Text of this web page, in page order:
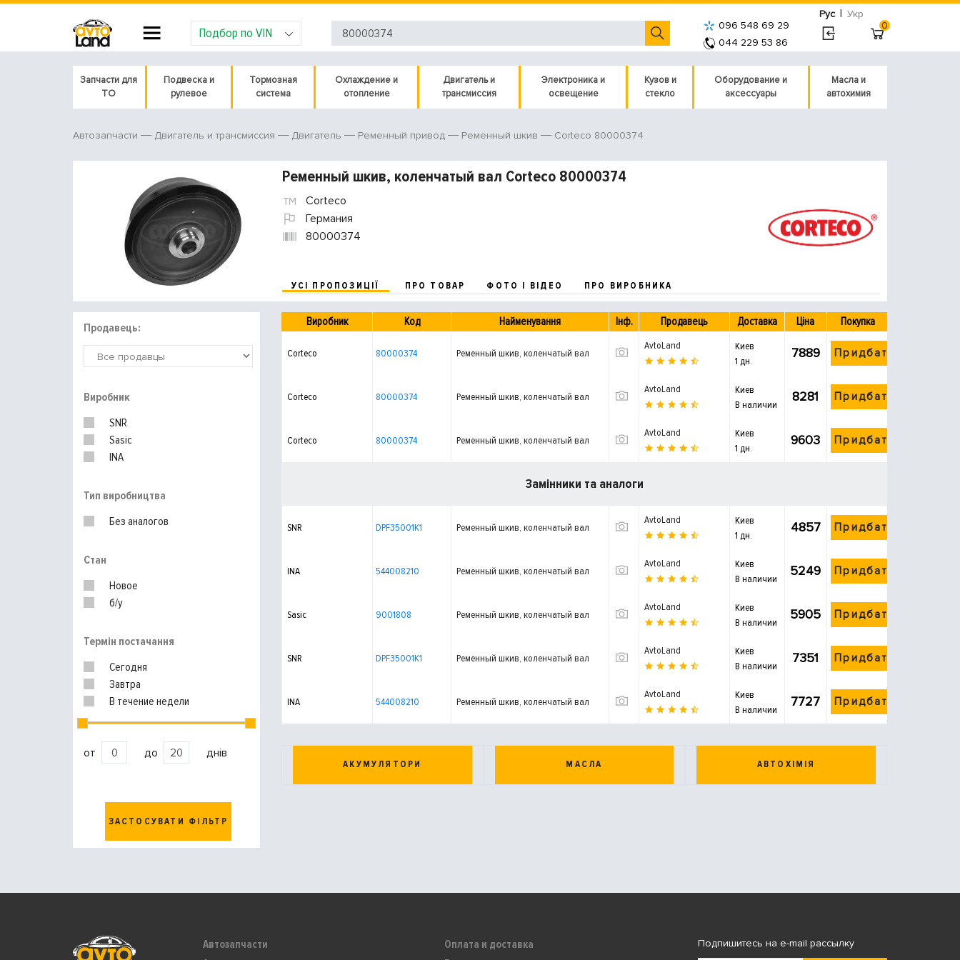
Рус | Укр
Подбор по VIN
096 548 69 29
044 229 53 86
0
Запчасти для
ТО
Подвеска и
рулевое
Тормозная
система
Охлаждение и
отопление
Двигатель и
трансмиссия
Электроника и
освещение
Кузов и
стекло
Оборудование и
аксессуары
Масла и
автохимия
Автозапчасти Двигатель и трансмиссия Двигатель Ременный привод Ременный шкив Corteco 80000374
Ременный шкив, коленчатый вал Corteco 80000374
Corteco
Германия
80000374
УСІ ПРОПОЗИЦІЇ ПРО ТОВАР ФОТО І ВІДЕО ПРО ВИРОБНИКА
Продавець:
Виробник
SNR
Sasic
INA
Тип виробництва
Без аналогов
Стан
Новое
б/у
Термін постачання
Сегодня
Завтра
В течение недели
от до днів
ЗАСТОСУВАТИ ФІЛЬТР
Виробник Код Найменування Інф. Продавець Доставка Ціна Покупка
Corteco 80000374 Ременный шкив, коленчатый вал
AvtoLand
Киев
1 дн.
7889 Придбати
Corteco 80000374 Ременный шкив, коленчатый вал
AvtoLand
Киев
В наличии
8281 Придбати
Corteco 80000374 Ременный шкив, коленчатый вал
AvtoLand
Киев
1 дн.
9603 Придбати
Замінники та аналоги
SNR DPF35001K1 Ременный шкив, коленчатый вал
AvtoLand
Киев
1 дн.
4857 Придбати
INA 544008210 Ременный шкив, коленчатый вал
AvtoLand
Киев
В наличии
5249 Придбати
Sasic 9001808 Ременный шкив, коленчатый вал
AvtoLand
Киев
В наличии
5905 Придбати
SNR DPF35001K1 Ременный шкив, коленчатый вал
AvtoLand
Киев
В наличии
7351 Придбати
INA 544008210 Ременный шкив, коленчатый вал
AvtoLand
Киев
В наличии
7727 Придбати
АКУМУЛЯТОРИ МАСЛА АВТОХІМІЯ
Автозапчасти
Оплата и доставка
Подпишитесь на e-mail рассылку